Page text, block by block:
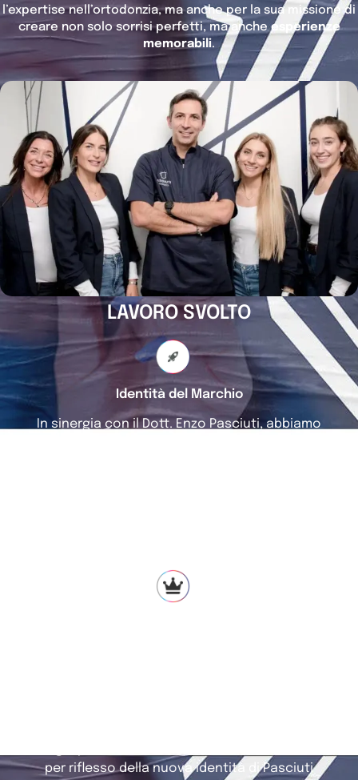
l’expertise nell’ortodonzia, ma anche per la sua missione di
creare non solo sorrisi perfetti, ma ancheesperienze
memorabili.
LAVORO SVOLTO
Identità del Marchio
In sinergia con il Dott. Enzo Pasciuti, abbiamo
per riflesso della nuova identità di Pasciuti